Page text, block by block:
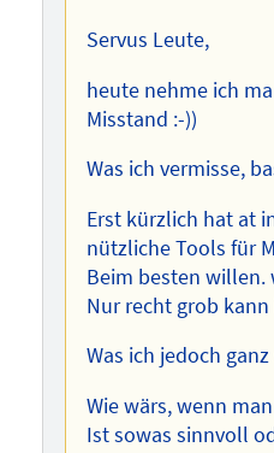
Servus Leute,
heute nehme ich
Misstand :-))
Was ich vermisse,
Erst kürzlich hat at
nützliche Tools für
Beim besten willen.
Nur recht grob
Was ich jedoch
Wie wärs, wenn
Ist sowas sinnvoll